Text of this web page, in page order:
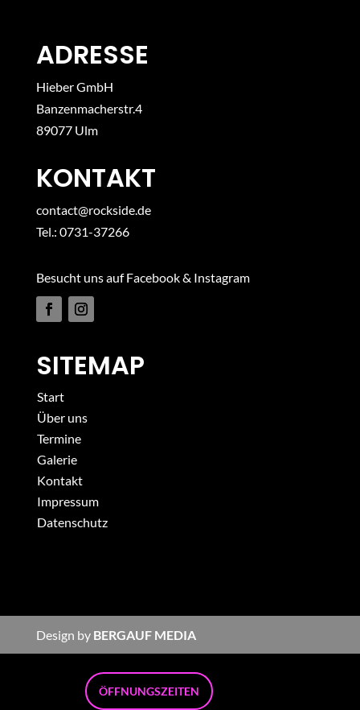
ADRESSE
Hieber GmbH
Banzenmacherstr.4
89077 Ulm
KONTAKT
contact@rockside.de
Tel.: 0731-37266
Besucht uns auf Facebook & Instagram
SITEMAP
Start
Über uns
Termine
Galerie
Kontakt
Impressum
Datenschutz
Design by BERGAUF MEDIA
ÖFFNUNGSZEITEN